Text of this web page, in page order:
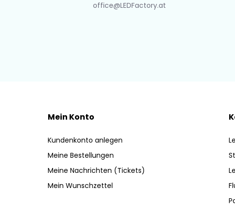
office@LEDFactory.at
Mein Konto
Kundenkonto anlegen
Meine Bestellungen
Meine Nachrichten (Tickets)
Mein Wunschzettel